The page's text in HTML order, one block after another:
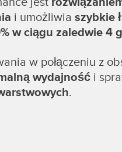
i umożliwia szybkie
w ciągu zaledwie 4
w połączeniu z
wydajność i
.